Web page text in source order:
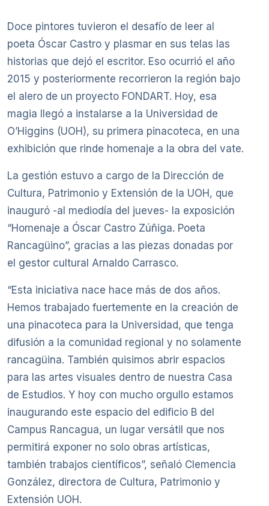
Doce pintores tuvieron el desafío de leer al
poeta Óscar Castro y plasmar en sus telas las
historias que dejó el escritor. Eso ocurrió el año
2015 y posteriormente recorrieron la región bajo
el alero de un proyecto FONDART. Hoy, esa
magia llegó a instalarse a la Universidad de
O’Higgins (UOH), su primera pinacoteca, en una
exhibición que rinde homenaje a la obra del vate.
La gestión estuvo a cargo de la Dirección de
Cultura, Patrimonio y Extensión de la UOH, que
inauguró -al mediodía del jueves- la exposición
“Homenaje a Óscar Castro Zúñiga. Poeta
Rancagüino”, gracias a las piezas donadas por
el gestor cultural Arnaldo Carrasco.
“Esta iniciativa nace hace más de dos años.
Hemos trabajado fuertemente en la creación de
una pinacoteca para la Universidad, que tenga
difusión a la comunidad regional y no solamente
rancagüina. También quisimos abrir espacios
para las artes visuales dentro de nuestra Casa
de Estudios. Y hoy con mucho orgullo estamos
inaugurando este espacio del edificio B del
Campus Rancagua, un lugar versátil que nos
permitirá exponer no solo obras artísticas,
también trabajos científicos”, señaló Clemencia
González, directora de Cultura, Patrimonio y
Extensión UOH.